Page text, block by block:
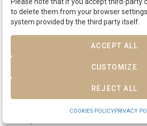
Lote 3 monedas 1 Boliviano. 1867,
to delete them from your browser
system provided by the third party itself.
ACCEPT ALL
CUSTOMIZE
REJECT ALL
COOKIES POLICYPRIVACY